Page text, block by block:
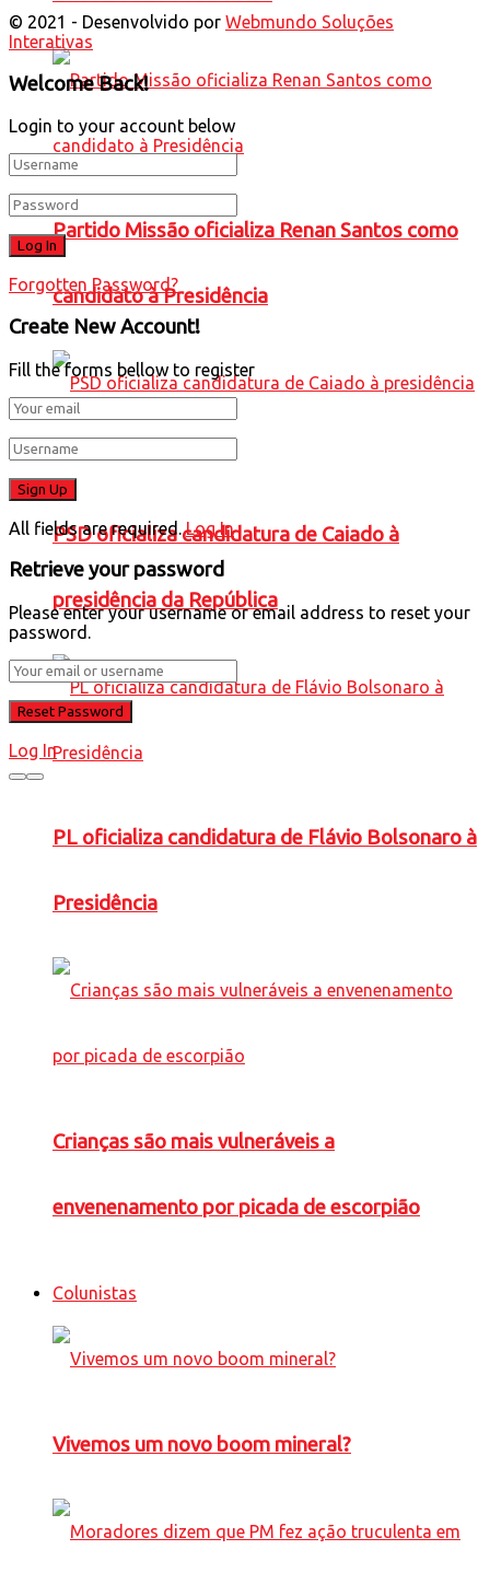
Partido Missão oficializa Renan Santos como
candidato à Presidência
PSD oficializa candidatura de Caiado à
presidência da República
PL oficializa candidatura de Flávio Bolsonaro à
Presidência
Crianças são mais vulneráveis a
envenenamento por picada de escorpião
Colunistas
Vivemos um novo boom mineral?
© 2021 - Desenvolvido por Webmundo Soluções
Interativas
Welcome Back!
Login to your account below
Forgotten Password?
Create New Account!
Fill the forms bellow to register
All fields are required. Log In
Retrieve your password
Please enter your username or email address to reset your
password.
Log In